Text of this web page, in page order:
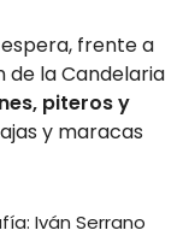
frente a
de la Candelaria
piteros y
y maracas